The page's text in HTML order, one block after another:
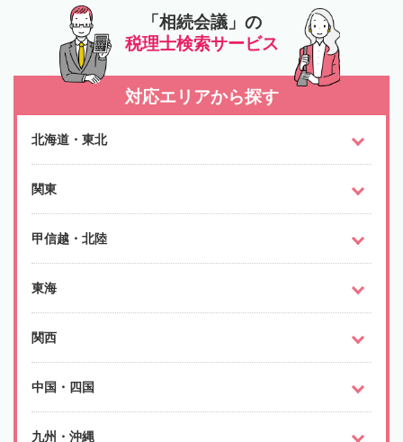
「相続会議」の
税理士検索サービス
対応エリアから探す
北海道・東北
関東
甲信越・北陸
東海
関西
中国・四国
九州・沖縄